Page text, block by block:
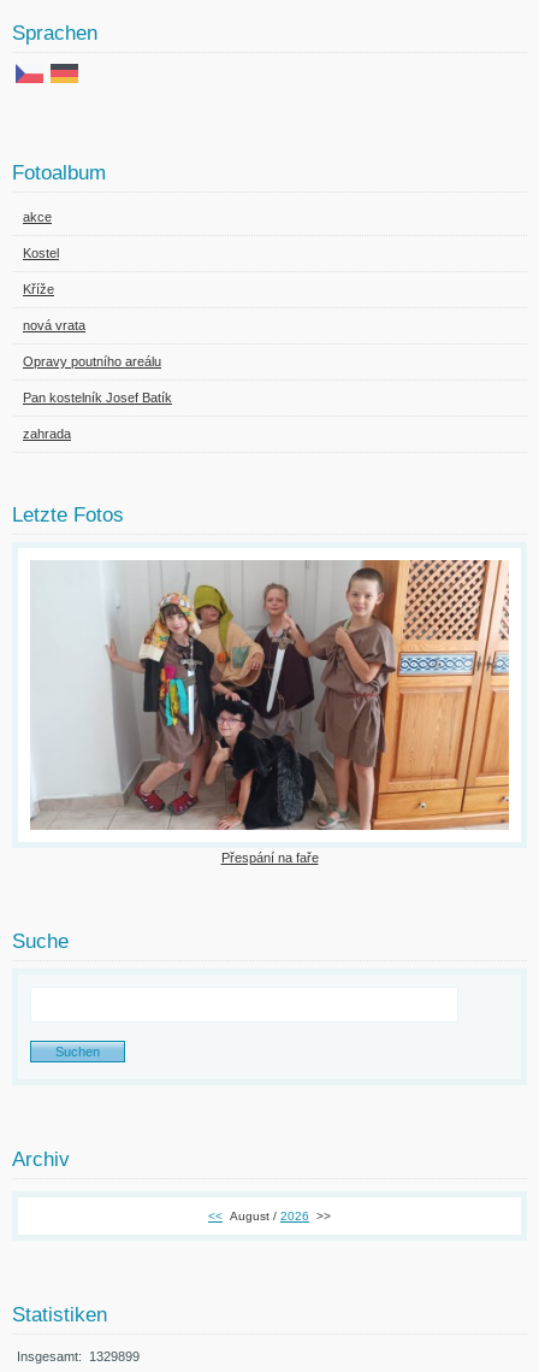
Sprachen
Fotoalbum
akce
Kostel
Kříže
nová vrata
Opravy poutního areálu
Pan kostelník Josef Batík
zahrada
Letzte Fotos
Přespání na faře
Suche
Archiv
<< August / 2026 >>
Statistiken
Insgesamt: 1329899